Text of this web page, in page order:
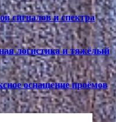
сигналов и спектра
логистика и тяжёлый
оснащение проёмов